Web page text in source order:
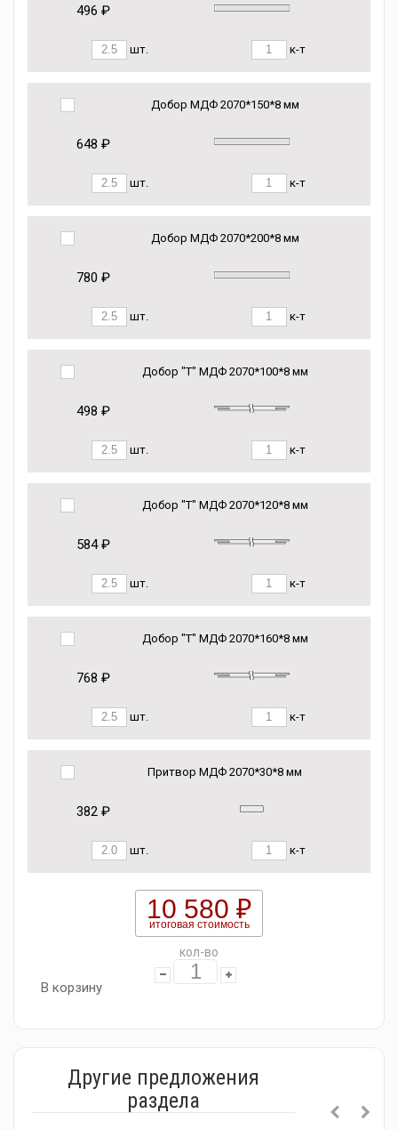
496 ₽
шт. к-т
Добор МДФ 2070*150*8 мм
648 ₽
шт. к-т
Добор МДФ 2070*200*8 мм
780 ₽
шт. к-т
Добор "Т" МДФ 2070*100*8 мм
498 ₽
шт. к-т
Добор "Т" МДФ 2070*120*8 мм
584 ₽
шт. к-т
Добор "Т" МДФ 2070*160*8 мм
768 ₽
шт. к-т
Притвор МДФ 2070*30*8 мм
382 ₽
шт. к-т
10 580 ₽
итоговая стоимость
кол-во
В корзину
Другие предложения
раздела